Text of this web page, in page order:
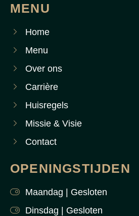
MENU
Home
Menu
Over ons
Carrière
Huisregels
Missie & Visie
Contact
OPENINGSTIJDEN
Maandag | Gesloten
Dinsdag | Gesloten